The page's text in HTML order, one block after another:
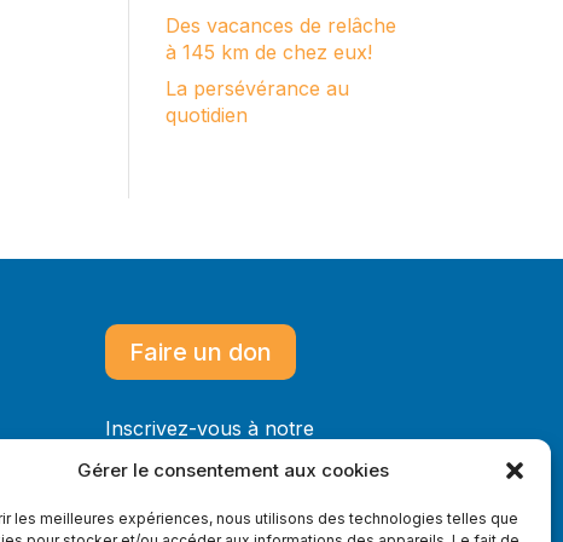
Gérer le consentement aux cookies
les meilleures expériences, nous utilisons des technologies telles que
Des vacances de relâche
à 145 km de chez eux!
La persévérance au
quotidien
Faire un don
Inscrivez-vous à notre